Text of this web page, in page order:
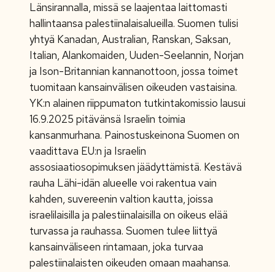
Länsirannalla, missä se laajentaa laittomasti
hallintaansa palestiinalaisalueilla. Suomen tulisi
yhtyä Kanadan, Australian, Ranskan, Saksan,
Italian, Alankomaiden, Uuden-Seelannin, Norjan
ja Ison-Britannian kannanottoon, jossa toimet
tuomitaan kansainvälisen oikeuden vastaisina.
YK:n alainen riippumaton tutkintakomissio lausui
16.9.2025 pitävänsä Israelin toimia
kansanmurhana. Painostuskeinona Suomen on
vaadittava EU:n ja Israelin
assosiaatiosopimuksen jäädyttämistä. Kestävä
rauha Lähi-idän alueelle voi rakentua vain
kahden, suvereenin valtion kautta, joissa
israelilaisilla ja palestiinalaisilla on oikeus elää
turvassa ja rauhassa. Suomen tulee liittyä
kansainväliseen rintamaan, joka turvaa
palestiinalaisten oikeuden omaan maahansa.